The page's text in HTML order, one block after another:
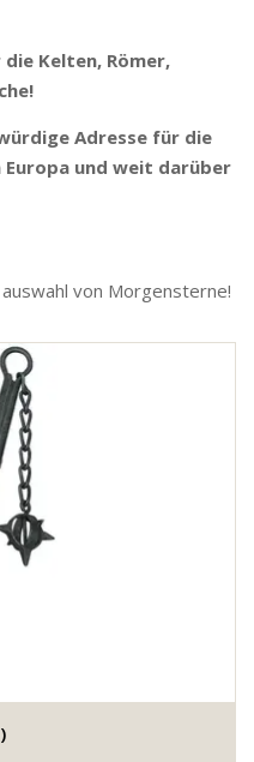
Kelten, Römer,
Adresse für die
und weit darüber
von Morgensterne!